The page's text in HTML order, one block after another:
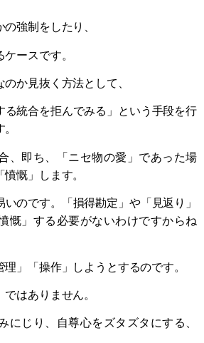
強制をしたり、
ースです。
か見抜く方法として、
る統合を拒んでみる」という手段を行
、即ち、「ニセ物の愛」であった場
慨」します。
のです。「損得勘定」や「見返り」
慨」する必要がないわけですからね
理」「操作」しようとするのです。
はありません。
にじり、自尊心をズタズタにする、